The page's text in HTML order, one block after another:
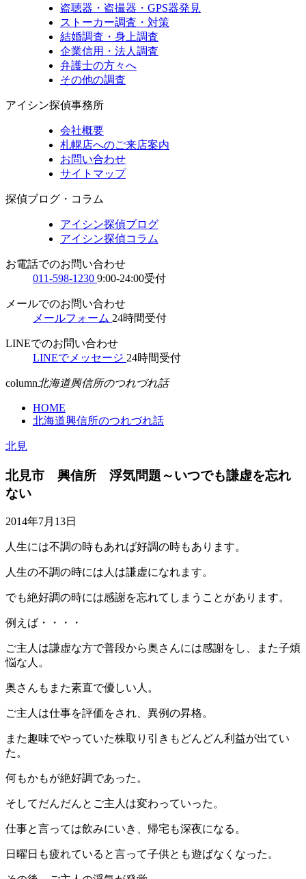
盗聴器・盗撮器・GPS器発見
ストーカー調査・対策
結婚調査・身上調査
企業信用・法人調査
弁護士の方々へ
その他の調査
アイシン探偵事務所
会社概要
札幌店へのご来店案内
お問い合わせ
サイトマップ
探偵ブログ・コラム
アイシン探偵ブログ
アイシン探偵コラム
お電話でのお問い合わせ
011-598-1230 9:00-24:00受付
メールでのお問い合わせ
メールフォーム 24時間受付
LINEでのお問い合わせ
LINEでメッセージ 24時間受付
column北海道興信所のつれづれ話
HOME
北海道興信所のつれづれ話
北見
北見市 興信所 浮気問題～いつでも謙虚を忘れ
ない
2014年7月13日
人生には不調の時もあれば好調の時もあります。
人生の不調の時には人は謙虚になれます。
でも絶好調の時には感謝を忘れてしまうことがあります。
例えば・・・・
ご主人は謙虚な方で普段から奥さんには感謝をし、また子煩
悩な人。
奥さんもまた素直で優しい人。
ご主人は仕事を評価をされ、異例の昇格。
また趣味でやっていた株取り引きもどんどん利益が出てい
た。
何もかもが絶好調であった。
そしてだんだんとご主人は変わっていった。
仕事と言っては飲みにいき、帰宅も深夜になる。
日曜日も疲れていると言って子供とも遊ばなくなった。